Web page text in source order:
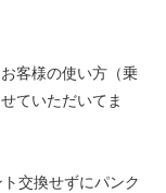
客様の使い方（乗
ていただいてま
交換せずにパンク